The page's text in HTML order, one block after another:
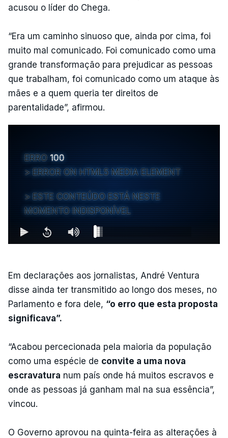
acusou o líder do Chega.
“Era um caminho sinuoso que, ainda por cima, foi
muito mal comunicado. Foi comunicado como uma
grande transformação para prejudicar as pessoas
que trabalham, foi comunicado como um ataque às
mães e a quem queria ter direitos de
parentalidade”, afirmou.
ERRO 100
ERROR ON HTML5 MEDIA ELEMENT
ESTE CONTEÚDO ESTÁ NESTE
MOMENTO INDISPONÍVEL
Em declarações aos jornalistas, André Ventura
disse ainda ter transmitido ao longo dos meses, no
Parlamento e fora dele, “o erro que esta proposta
significava”.
“Acabou percecionada pela maioria da população
como uma espécie de convite a uma nova
escravatura num país onde há muitos escravos e
onde as pessoas já ganham mal na sua essência”,
vincou.
O Governo aprovou na quinta-feira as alterações à